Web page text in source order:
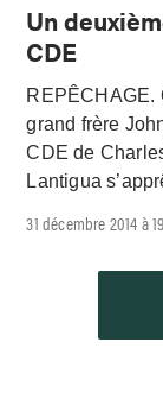
Un
CDE
REPÊCHAGE.
grand frère
CDE de
Lantigua
31 décembre 2014 à